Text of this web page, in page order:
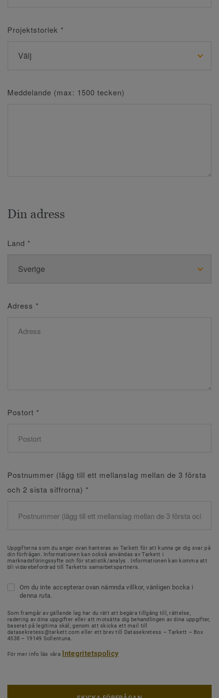
Projektstorlek *
Meddelande (max: 1500 tecken)
Din adress
Land *
Adress *
Postort *
Postnummer (lägg till ett mellanslag mellan de 3 första
och 2 sista siffrorna) *
Uppgifterna som du anger ovan hanteras av Tarkett för att kunna ge dig svar på
din förfrågan. Informationen kan också användas av Tarkett i
marknadsföringssyfte och för statistik/analys . Informationen kan komma att
bli vidarebefordrad till Tarketts samarbetspartners.
Om du inte accepterar ovan nämnda villkor, vänligen bocka i
denna ruta.
Som framgår av gällande lag har du rätt att begära tillgång till, rättelse,
radering av dina uppgifter eller att motsätta dig behandlingen av dina uppgifter,
baserat på legitima skäl, genom att skicka ett mail till
datasekretess@tarkett.com eller ett brev till Datasekretess – Tarkett – Box
4538 – 19149 Sollentuna.
För mer info läs våra Integritetspolicy